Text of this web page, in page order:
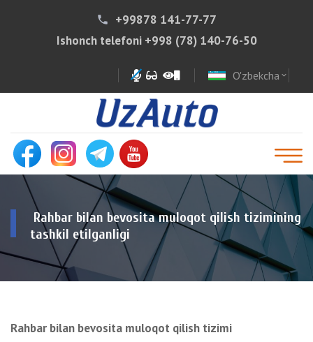
phone
+99878 141-77-77
Ishonch telefoni +998 (78) 140-76-50
O'zbekcha expand_more
Rahbar bilan bevosita muloqot qilish tizimining
tashkil etilganligi
Rahbar bilan bevosita muloqot qilish tizimi